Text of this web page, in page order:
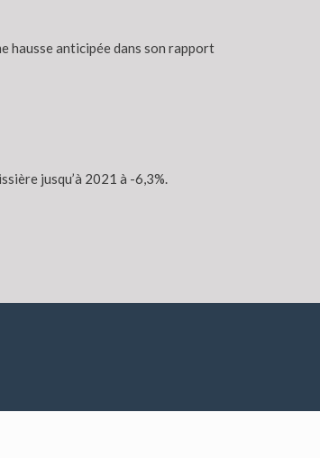
hausse anticipée dans son rapport
jusqu’à 2021 à -6,3%.